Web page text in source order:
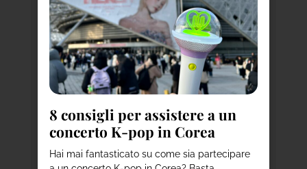
8 consigli per assistere a un
concerto K-pop in Corea
Hai mai fantasticato su come sia partecipare